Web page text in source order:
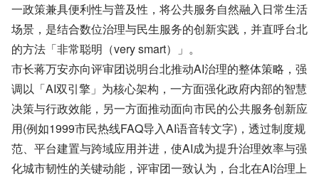
一政策兼具便利性与普及性，将公共服务自然融入日常生活
场景，是结合数位治理与民生服务的创新实践，并直呼台北
的方法「非常聪明（very smart）」。
市长蒋万安亦向评审团说明台北推动AI治理的整体策略，强
调以「AI双引擎」为核心架构，一方面强化政府内部的智慧
决策与行政效能，另一方面推动面向市民的公共服务创新应
用(例如1999市民热线FAQ导入AI语音转文字)，透过制度规
范、平台建置与跨域应用并进，使AI成为提升治理效率与强
化城市韧性的关键动能，评审团一致认为，台北在AI治理上